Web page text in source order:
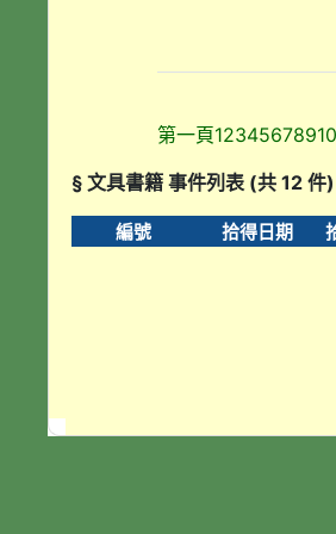
第一頁12345678910
§ 文具書籍 事件列表 (共 12 件)
編號 拾得日期